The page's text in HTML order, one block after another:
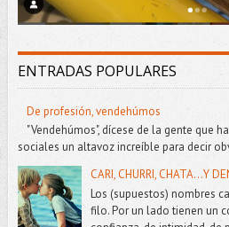
ENTRADAS POPULARES
De profesión, vendehúmos
"Vendehúmos", dícese de la gente que
sociales un altavoz increíble para decir
CARI, CHURRI, CHATA...Y
Los (supuestos) nombres
filo. Por un lado tienen un